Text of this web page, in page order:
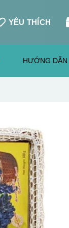
YÊU THÍCH
HƯỚNG DẪN